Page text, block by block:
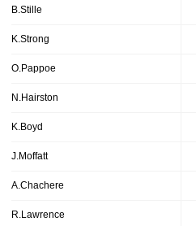
B.Stille
K.Strong
O.Pappoe
N.Hairston
K.Boyd
J.Moffatt
A.Chachere
R.Lawrence